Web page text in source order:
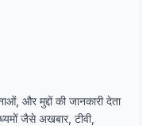
और मुद्दों की जानकारी देता
जैसे अखबार, टीवी,